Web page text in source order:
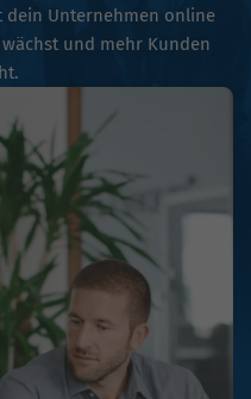
dein Unternehmen online
und mehr Kunden